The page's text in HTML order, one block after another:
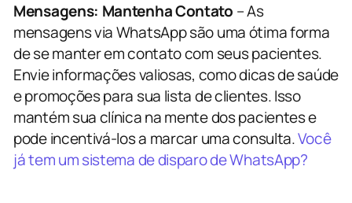
Mensagens: Mantenha Contato – As
mensagens via WhatsApp são uma ótima forma
de se manter em contato com seus pacientes.
Envie informações valiosas, como dicas de saúde
e promoções para sua lista de clientes. Isso
mantém sua clínica na mente dos pacientes e
pode incentivá-los a marcar uma consulta.Você
já tem um sistema de disparo de WhatsApp?